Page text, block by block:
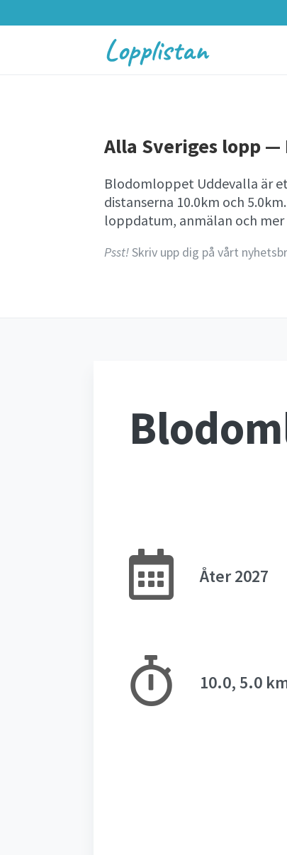
Lopplistan
Alla Sveriges lopp —
Blodomloppet Uddevalla är
distanserna 10.0km och
loppdatum, anmälan och
Psst!Skriv upp dig på vårt
Åter 2027
10.0, 5.0